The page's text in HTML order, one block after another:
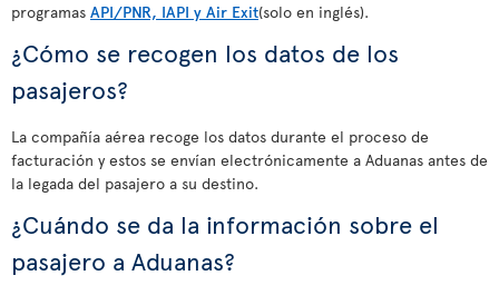
programas API/PNR, IAPI y Air Exit(solo en inglés).
¿Cómo se recogen los datos de los
pasajeros?
La compañía aérea recoge los datos durante el proceso de
facturación y estos se envían electrónicamente a Aduanas antes de
la legada del pasajero a su destino.
¿Cuándo se da la información sobre el
pasajero a Aduanas?